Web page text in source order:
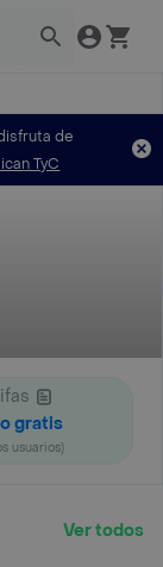
de
TyC
gratis
usuarios)
Ver todos